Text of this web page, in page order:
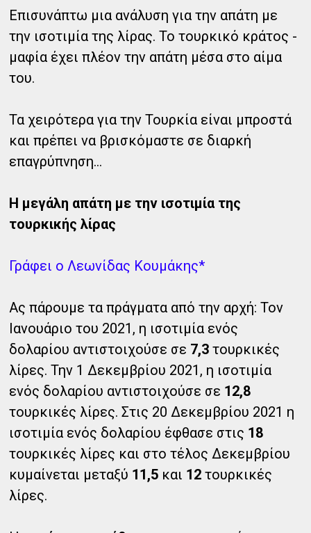
Επισυνάπτω μια ανάλυση για την απάτη με
την ισοτιμία της λίρας. Το τουρκικό κράτος -
μαφία έχει πλέον την απάτη μέσα στο αίμα
του.
Τα χειρότερα για την Τουρκία είναι μπροστά
και πρέπει να βρισκόμαστε σε διαρκή
επαγρύπνηση...
Η μεγάλη απάτη με την ισοτιμία της
τουρκικής λίρας
Γράφει ο Λεωνίδας Κουμάκης*
Ας πάρουμε τα πράγματα από την αρχή: Τον
Ιανουάριο του 2021, η ισοτιμία ενός
δολαρίου αντιστοιχούσε σε 7,3 τουρκικές
λίρες. Την 1 Δεκεμβρίου 2021, η ισοτιμία
ενός δολαρίου αντιστοιχούσε σε 12,8
τουρκικές λίρες. Στις 20 Δεκεμβρίου 2021 η
ισοτιμία ενός δολαρίου έφθασε στις 18
τουρκικές λίρες και στο τέλος Δεκεμβρίου
κυμαίνεται μεταξύ 11,5 και 12 τουρκικές
λίρες.